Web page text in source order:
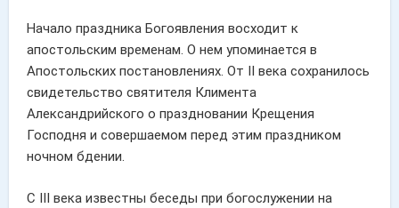
Начало праздника Богоявления восходит к
апостольским временам. О нем упоминается в
Апостольских постановлениях. От II века сохранилось
свидетельство святителя Климента
Александрийского о праздновании Крещения
Господня и совершаемом перед этим праздником
ночном бдении.
С III века известны беседы при богослужении на